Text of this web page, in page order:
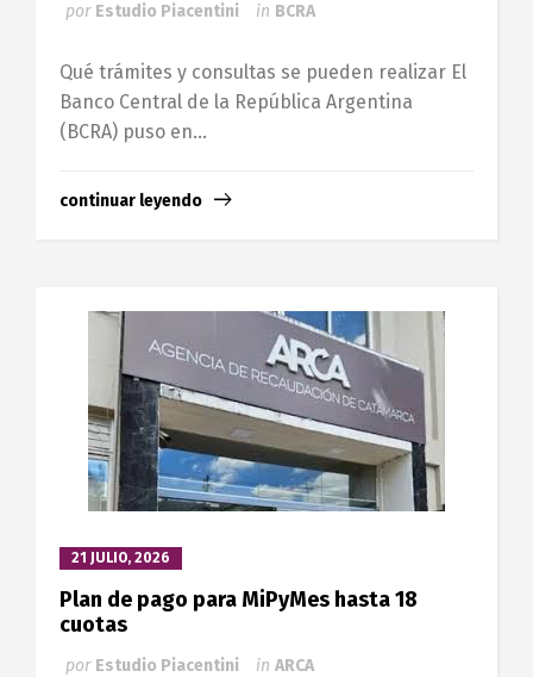
por Estudio Piacentini in BCRA
Qué trámites y consultas se pueden realizar El
Banco Central de la República Argentina
(BCRA) puso en...
continuar leyendo
21 JULIO, 2026
Plan de pago para MiPyMes hasta 18
cuotas
por Estudio Piacentini in ARCA